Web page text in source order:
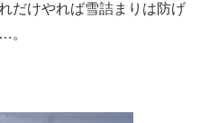
だけやれば雪詰まりは防げ
。